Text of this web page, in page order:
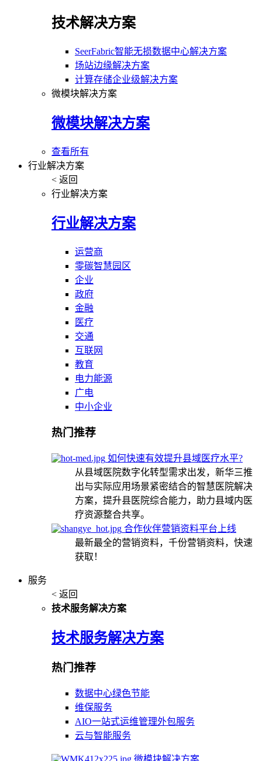
技术解决方案
SeerFabric智能无损数据中心解决方案
场站边缘解决方案
计算存储企业级解决方案
微模块解决方案
微模块解决方案
查看所有
行业解决方案
< 返回
行业解决方案
行业解决方案
运营商
零碳智慧园区
企业
政府
金融
医疗
交通
互联网
教育
电力能源
广电
中小企业
热门推荐
如何快速有效提升县域医疗水平?
从县域医院数字化转型需求出发，新华三推
出与实际应用场景紧密结合的智慧医院解决
方案，提升县医院综合能力，助力县域内医
疗资源整合共享。
合作伙伴营销资料平台上线
最新最全的营销资料，千份营销资料，快速
获取！
服务
< 返回
技术服务解决方案
技术服务解决方案
热门推荐
数据中心绿色节能
维保服务
AIO一站式运维管理外包服务
云与智能服务
微模块解决方案